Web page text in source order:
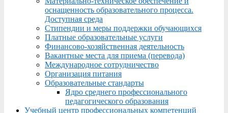
оснащенность образовательного процесса.
Доступная среда
Стипендии и меры поддержки обучающихся
Платные образовательные услуги
Финансово-хозяйственная деятельность
Вакантные места для приема (перевода)
Международное сотрудничество
Организация питания
Образовательные стандарты
Ядро среднего профессионального
педагогического образования
Учебный центр профессиональных компетенций